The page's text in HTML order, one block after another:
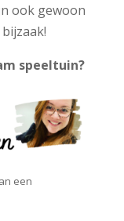
ook gewoon
speeltuin?
een